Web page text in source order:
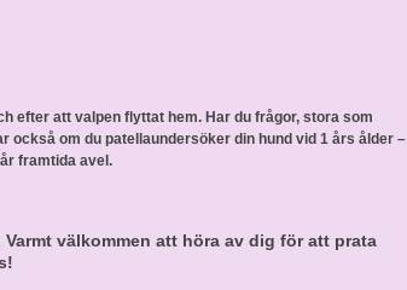
efter att valpen flyttat hem. Har du frågor, stora som
också om du patellaundersöker din hund vid 1 års ålder –
framtida avel.
välkommen att höra av dig för att prata